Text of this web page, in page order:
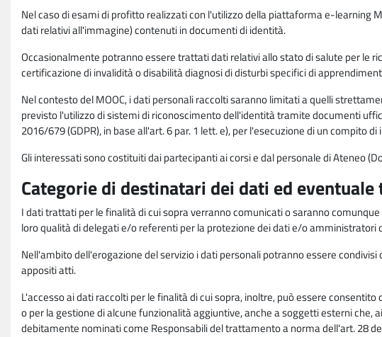
Nel caso di esami di profitto realizzati con l'utilizzo della piattaforma e-
dati relativi all'immagine) contenuti in documenti di identità.
Occasionalmente potranno essere trattati dati relativi allo stato di salute per le
certificazione di invalidità o disabilità diagnosi di disturbi specifici di
Nel contesto del MOOC, i dati personali raccolti saranno limitati a quelli
previsto l'utilizzo di sistemi di riconoscimento dell'identità tramite documenti
2016/679 (GDPR), in base all'art. 6 par. 1 lett. e), per l'esecuzione di un compito
Gli interessati sono costituiti dai partecipanti ai corsi e dal personale di Ateneo
Categorie di destinatari dei dati ed
I dati trattati per le finalità di cui sopra verranno comunicati o saranno
loro qualità di delegati e/o referenti per la protezione dei dati e/o
Nell'ambito dell'erogazione del servizio i dati personali potranno essere
appositi atti.
L'accesso ai dati raccolti per le finalità di cui sopra, inoltre, può essere
o per la gestione di alcune funzionalità aggiuntive, anche a soggetti esterni
debitamente nominati come Responsabili del trattamento a norma dell'art. 28